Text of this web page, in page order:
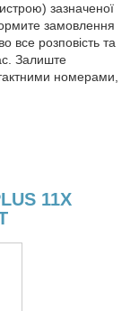
зазначеної
замовлення
все розповість та
Залиште
номерами,
11X